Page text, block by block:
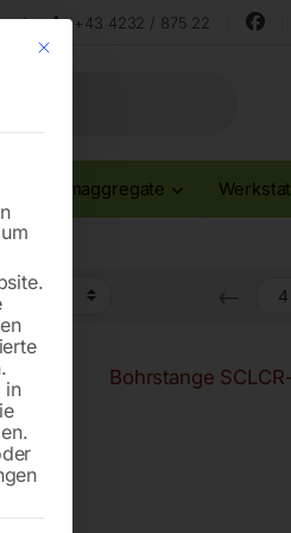
+43 4232 / 875 22
Stromaggregate
←
Bohrstange
Mit diesem Button wird der Dialog
in